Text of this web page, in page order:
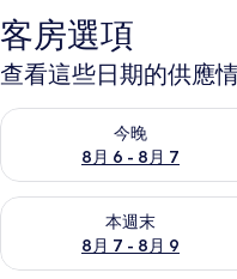
客房選項
查看這些日期的供應
今晚
8月 6 - 8月 7
查看今晚 (8月 6 - 8月 7) 的
本週末
8月 7 - 8月 9
查看本週末 (8月 7 - 8月 9)